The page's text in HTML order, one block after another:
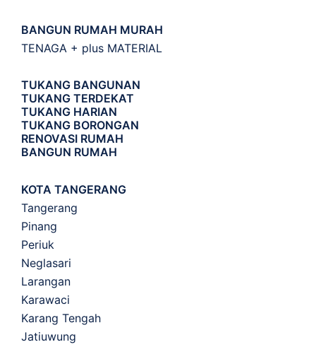
BANGUN RUMAH MURAH
TENAGA + plus MATERIAL
TUKANG BANGUNAN
TUKANG TERDEKAT
TUKANG HARIAN
TUKANG BORONGAN
RENOVASI RUMAH
BANGUN RUMAH
KOTA TANGERANG
Tangerang
Pinang
Periuk
Neglasari
Larangan
Karawaci
Karang Tengah
Jatiuwung